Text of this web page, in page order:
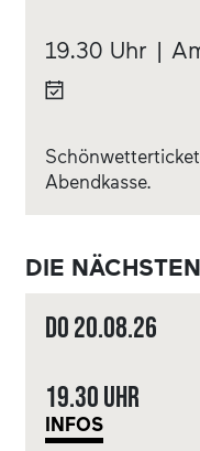
19.30 Uhr |
Abendkasse.
DIE
Do20.08.26
19.30 Uhr
INFOS